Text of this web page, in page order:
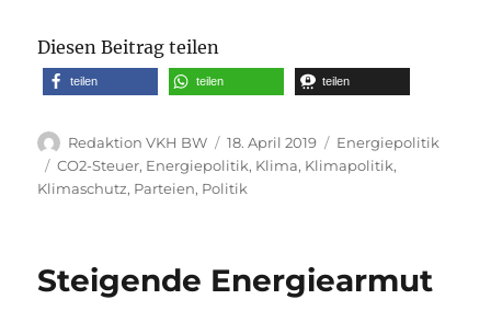
Diesen Beitrag teilen
teilen teilen teilen
Autor
Redaktion VKH BW
Veröffentlicht
am
18. April 2019 Kategorien
Energiepolitik
Schlagwörter
CO2-Steuer, Energiepolitik, Klima, Klimapolitik,
Klimaschutz, Parteien, Politik
Steigende Energiearmut